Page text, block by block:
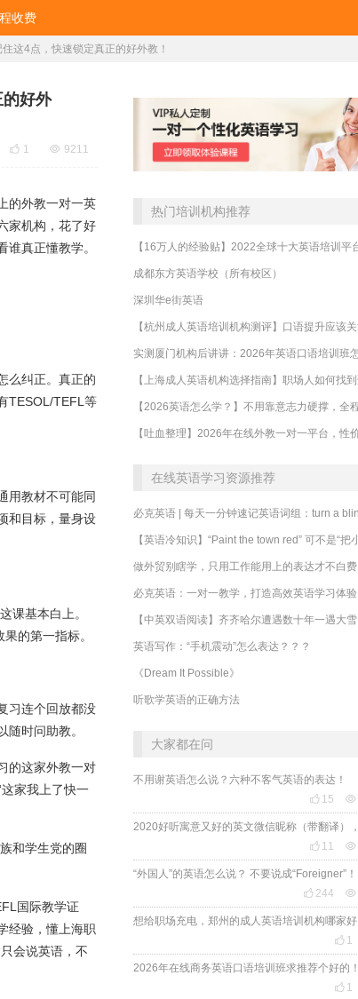
收费
这4点，快速锁定真正的好外教！
好外
 1  9211
的外教一对一英
家机构，花了好
真正懂教学。
么纠正。真正的
TESOL/TEFL等
用教材不可能同
和目标，量身设
课基本白上。
的第一指标。
习连个回放都没
时问助教。
的这家外教一对
家我上了快一
和学生党的圈
国际教学证
经验，懂上海职
会说英语，不
热门培训机构推荐
成都东方英语学校（所有校区）
深圳华e街英语
在线英语学习资源推荐
做外贸别瞎学，只用工作能用上的表达才不白费
必克英语：一对一教学，打造高效英语学习体验
【中英双语阅读】齐齐哈尔遭遇数十年一遇大雪
英语写作：“手机震动”怎么表达？？？
《Dream It Possible》
听歌学英语的正确方法
大家都在问
不用谢英语怎么说？六种不客气英语的表达！
 15 
 11 
“外国人”的英语怎么说？ 不要说成“Foreigner”！
 244 
 1
 1